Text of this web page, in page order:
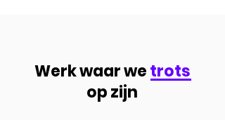
Werk waar wetrots
op zijn